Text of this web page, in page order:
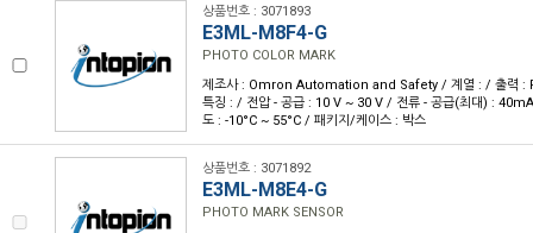
상품번호 : 3071893
E3ML-M8F4-G
PHOTO COLOR MARK
제조사 : Omron Automation and Safety / 계열 : / 출력 :
특징 : / 전압 - 공급 : 10 V ~ 30 V / 전류 - 공급(최대) :
도 : -10°C ~ 55°C / 패키지/케이스 : 박스
상품번호 : 3071892
E3ML-M8E4-G
PHOTO MARK SENSOR